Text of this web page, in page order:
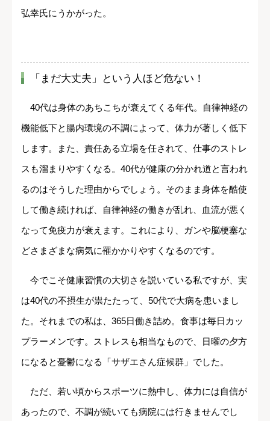
弘幸氏にうかがった。
「まだ大丈夫」という人ほど危ない！
40代は身体のあちこちが衰えてくる年代。自律神経の
機能低下と腸内環境の不調によって、体力が著しく低下
します。また、責任ある立場を任されて、仕事のストレ
スも溜まりやすくなる。40代が健康の分かれ道と言われ
るのはそうした理由からでしょう。そのまま身体を酷使
して働き続ければ、自律神経の働きが乱れ、血流が悪く
なって免疫力が衰えます。これにより、ガンや脳梗塞な
どさまざまな病気に罹かかりやすくなるのです。
今でこそ健康習慣の大切さを説いている私ですが、実
は40代の不摂生が祟たたって、50代で大病を患いまし
た。それまでの私は、365日働き詰め。食事は毎日カッ
プラーメンです。ストレスも相当なもので、日曜の夕方
になると憂鬱になる「サザエさん症候群」でした。
ただ、若い頃からスポーツに熱中し、体力には自信が
あったので、不調が続いても病院には行きませんでし